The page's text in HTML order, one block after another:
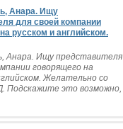
Анара. Ищу
для своей компании
русском и английском.
Анара. Ищу представителя
говорящего на
Желательно со
Подскажите это возможно,